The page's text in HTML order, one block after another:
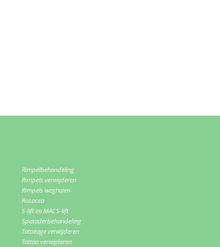
Rimpelbehandeling
Rimpels verwijderen
Rimpels weghalen
Rosacea
S-lift en MACS-lift
Spataderbehandeling
Tatoeage verwijderen
Tattoo verwijderen